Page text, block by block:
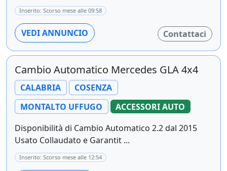
Inserito: Scorso mese alle 09:58
VEDI ANNUNCIO Contattaci
Cambio Automatico Mercedes GLA 4x4
CALABRIA
COSENZA
MONTALTO UFFUGO
ACCESSORI AUTO
Disponibilità di Cambio Automatico 2.2 dal 2015
Usato Collaudato e Garantit ...
Inserito: Scorso mese alle 12:54